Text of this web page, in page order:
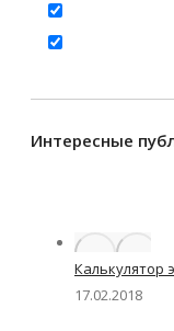
Интересные
Калькулятор
17.02.2018